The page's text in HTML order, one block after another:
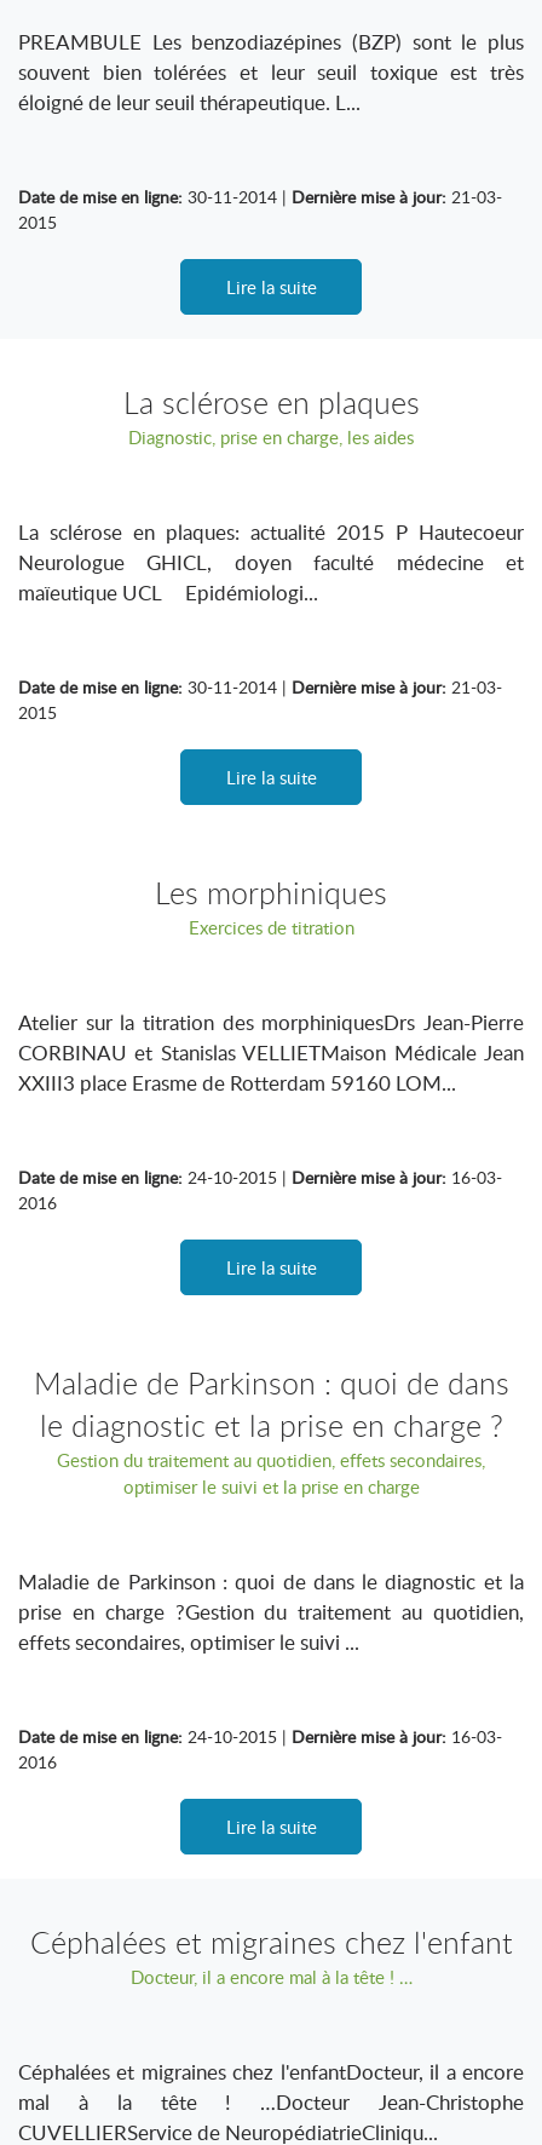
PREAMBULE Les benzodiazépines (BZP) sont le plus
souvent bien tolérées et leur seuil toxique est très
éloigné de leur seuil thérapeutique. L...
Date de mise en ligne: 30-11-2014 | Dernière mise à jour: 21-03-
2015
Lire la suite
La sclérose en plaques
Diagnostic, prise en charge, les aides
La sclérose en plaques: actualité 2015 P Hautecoeur
Neurologue GHICL, doyen faculté médecine et
maïeutique UCL Epidémiologi...
Date de mise en ligne: 30-11-2014 | Dernière mise à jour: 21-03-
2015
Lire la suite
Les morphiniques
Exercices de titration
Atelier sur la titration des morphiniquesDrs Jean-Pierre
CORBINAU et Stanislas VELLIETMaison Médicale Jean
XXIII3 place Erasme de Rotterdam 59160 LOM...
Date de mise en ligne: 24-10-2015 | Dernière mise à jour: 16-03-
2016
Lire la suite
Maladie de Parkinson : quoi de dans
le diagnostic et la prise en charge ?
Gestion du traitement au quotidien, effets secondaires,
optimiser le suivi et la prise en charge
Maladie de Parkinson : quoi de dans le diagnostic et la
prise en charge ?Gestion du traitement au quotidien,
effets secondaires, optimiser le suivi ...
Date de mise en ligne: 24-10-2015 | Dernière mise à jour: 16-03-
2016
Lire la suite
Céphalées et migraines chez l'enfant
Docteur, il a encore mal à la tête ! …
Céphalées et migraines chez l'enfantDocteur, il a encore
mal à la tête ! …Docteur Jean-Christophe
CUVELLIERService de NeuropédiatrieCliniqu...